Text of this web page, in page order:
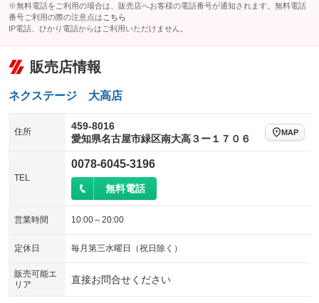
※無料電話をご利用の場合は、販売店へお客様の電話番号が通知されます。無料電話
番号ご利用の際の注意点は こちら
IP電話、ひかり電話からはご利用いただけません。
販売店情報
ネクステージ 大高店
住所
459-8016
愛知県名古屋市緑区南大高３ー１７０６
MAP
TEL
0078-6045-3196
無料電話
営業時間 10:00～20:00
定休日 毎月第三水曜日（祝日除く）
販売可能エ
リア
直接お問合せください